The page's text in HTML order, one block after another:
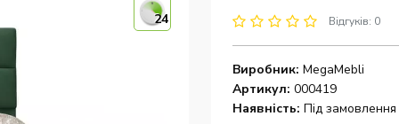
24 Відгуків: 0
Виробник: MegaMebli
Артикул: 000419
Наявність: Під замовлення